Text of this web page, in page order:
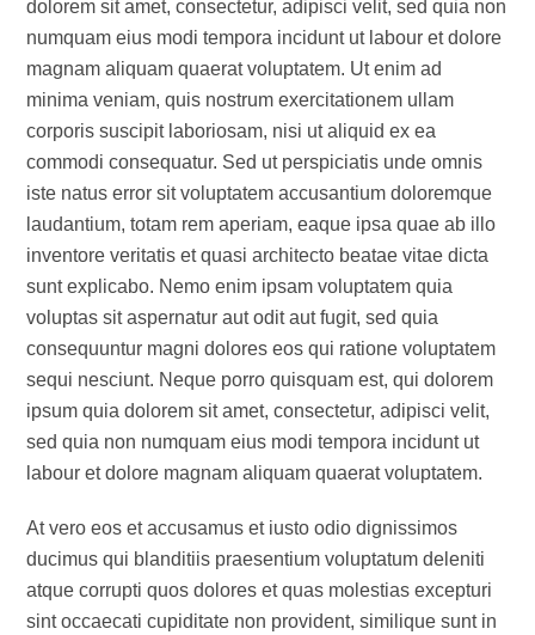
dolorem sit amet, consectetur, adipisci velit, sed quia non
numquam eius modi tempora incidunt ut labour et dolore
magnam aliquam quaerat voluptatem. Ut enim ad
minima veniam, quis nostrum exercitationem ullam
corporis suscipit laboriosam, nisi ut aliquid ex ea
commodi consequatur. Sed ut perspiciatis unde omnis
iste natus error sit voluptatem accusantium doloremque
laudantium, totam rem aperiam, eaque ipsa quae ab illo
inventore veritatis et quasi architecto beatae vitae dicta
sunt explicabo. Nemo enim ipsam voluptatem quia
voluptas sit aspernatur aut odit aut fugit, sed quia
consequuntur magni dolores eos qui ratione voluptatem
sequi nesciunt. Neque porro quisquam est, qui dolorem
ipsum quia dolorem sit amet, consectetur, adipisci velit,
sed quia non numquam eius modi tempora incidunt ut
labour et dolore magnam aliquam quaerat voluptatem.
At vero eos et accusamus et iusto odio dignissimos
ducimus qui blanditiis praesentium voluptatum deleniti
atque corrupti quos dolores et quas molestias excepturi
sint occaecati cupiditate non provident, similique sunt in